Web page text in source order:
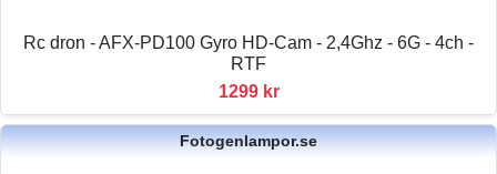
Rc dron - AFX-PD100 Gyro HD-Cam - 2,4Ghz - 6G - 4ch -
RTF
1299 kr
Fotogenlampor.se